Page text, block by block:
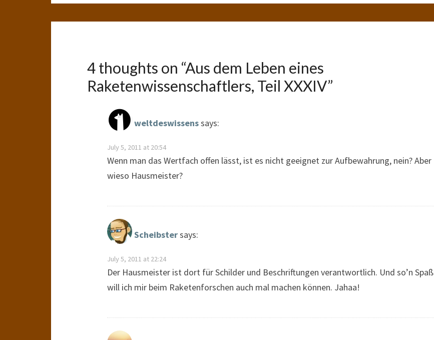
4 thoughts on “Aus dem Leben eines
Raketenwissenschaftlers, Teil XXXIV”
weltdeswissenssays:
July 5, 2011 at 20:54
Wenn man das Wertfach offen lässt, ist es nicht geeignet zur Aufbewahrung, nein? Aber
wieso Hausmeister?
Scheibstersays:
July 5, 2011 at 22:24
Der Hausmeister ist dort für Schilder und Beschriftungen verantwortlich. Und so’n Spaß
will ich mir beim Raketenforschen auch mal machen können. Jahaa!